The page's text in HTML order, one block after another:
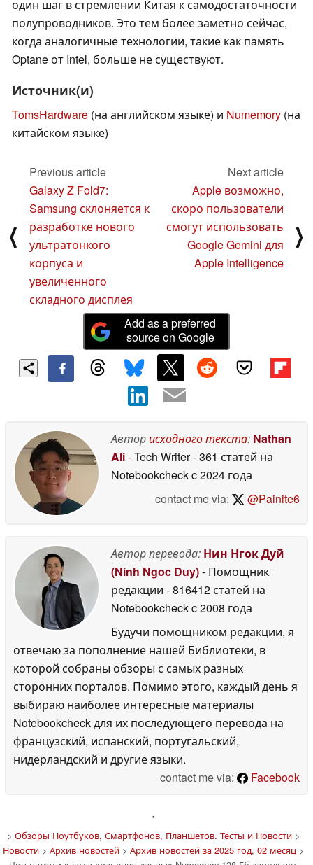
один шаг в стремлении Китая к самодостаточности
полупроводников. Это тем более заметно сейчас,
когда аналогичные технологии, такие как память
Optane от Intel, больше не существуют.
Источник(и)
TomsHardware (на английском языке) и Numemory (на
китайском языке)
⟨
Previous article
Galaxy Z Fold7:
Samsung склоняется к
разработке нового
ультратонкого
корпуса и
увеличенного
складного дисплея
Next article
Apple возможно,
скоро пользователи
смогут использовать
Google Gemini для
Apple Intelligence
⟩
Add as a preferred
source on Google
Авторисходного текста: Nathan
Ali- Tech Writer- 361 статей на
Notebookcheckc 2024 года
contact me via:
@Painite6
Автор перевода: Нин Нгок Дуй
(Ninh Ngoc Duy)- Помощник
редакции - 816412 статей на
Notebookcheckc 2008 года
Будучи помощником редакции, я
отвечаю за пополнение нашей Библиотеки, в
которой собраны обзоры с самых разных
сторонних порталов. Помимо этого, каждый день я
выбираю наиболее интересные материалы
Notebookcheck для их последующего перевода на
французский, испанский, португальский,
нидерландский и другие языки.
contact me via:
Facebook
'
> Обзоры Ноутбуков, Смартфонов, Планшетов. Тесты и Новости>
Новости> Архив новостей> Архив новостей за 2025 год, 02 месяц >